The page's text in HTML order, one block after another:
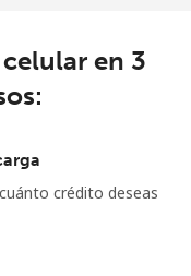
en 3
crédito deseas